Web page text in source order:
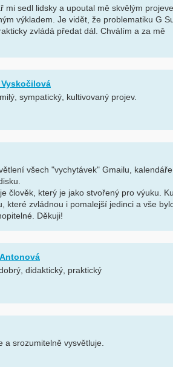
mi sedl lidsky a upoutal mě skvělým
výkladem. Je vidět, že problematiku G
zvládá předat dál. Chválím a za mě
Vyskočilová
sympatický, kultivovaný projev.
všech "vychytávek" Gmailu,
člověk, který je jako stvořený pro výuku.
které zvládnou i pomalejší jedinci a vše
Děkuji!
didaktický, praktický
a srozumitelně vysvětluje.